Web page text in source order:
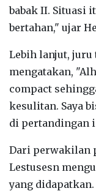
babak II. Situasi
bertahan," ujar
Lebih lanjut, juru
mengatakan,
compact
kesulitan. Saya
di pertandingan
Dari perwakilan
Lestusesn
yang didapatkan.